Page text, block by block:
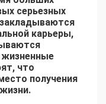
серьезных
карьеры,
жизненные
что
получения